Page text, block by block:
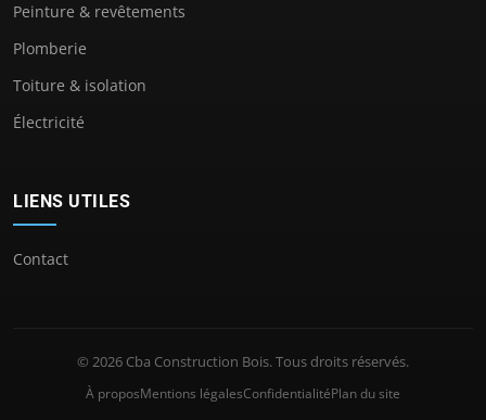
Peinture & revêtements
Plomberie
Toiture & isolation
Électricité
LIENS UTILES
Contact
© 2026 Cba Construction Bois. Tous droits réservés.
À proposMentions légalesConfidentialitéPlan du site